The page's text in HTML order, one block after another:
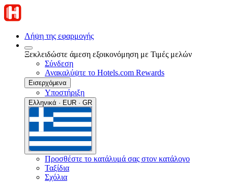
Λήψη της εφαρμογής
Ξεκλειδώστε άμεση εξοικονόμηση με Τιμές μελών
Σύνδεση
Ανακαλύψτε το Hotels.com Rewards
Εισερχόμενα
Υποστήριξη
Ελληνικά · EUR · GR
Προσθέστε το κατάλυμά σας στον κατάλογο
Ταξίδια
Σχόλια